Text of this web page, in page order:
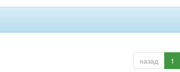
назад 1